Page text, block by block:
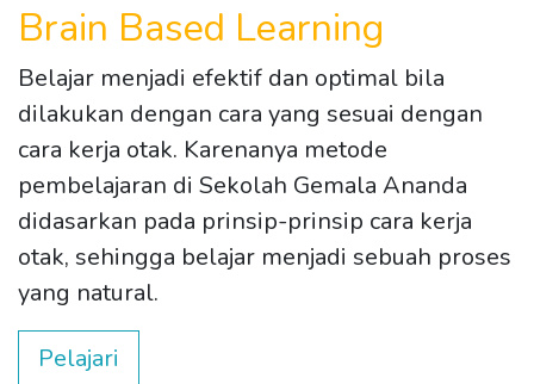
Brain Based Learning
Belajar menjadi efektif dan optimal bila
dilakukan dengan cara yang sesuai dengan
cara kerja otak. Karenanya metode
pembelajaran di Sekolah Gemala Ananda
didasarkan pada prinsip-prinsip cara kerja
otak, sehingga belajar menjadi sebuah proses
yang natural.
Pelajari